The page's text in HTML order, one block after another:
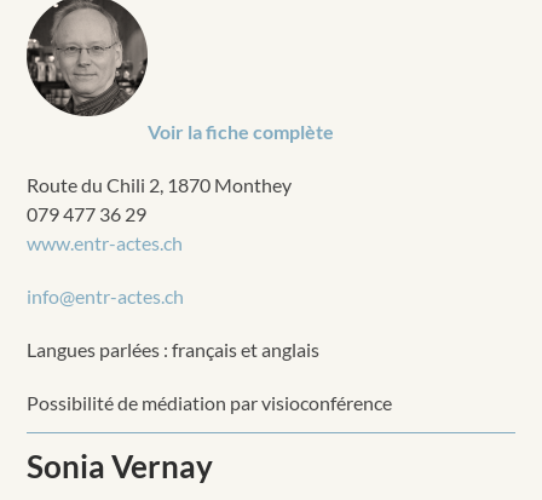
Voir la fiche complète
Route du Chili 2, 1870 Monthey
079 477 36 29
www.entr-actes.ch
info@entr-actes.ch
Langues parlées : français et anglais
Possibilité de médiation par visioconférence
Sonia Vernay